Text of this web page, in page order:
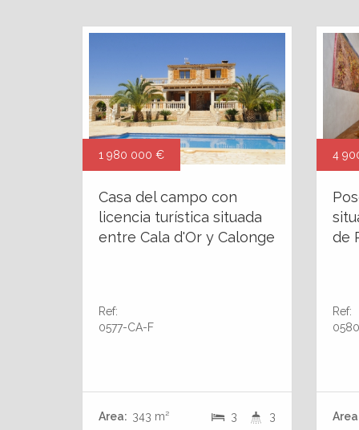
1 980 000 €
Casa del campo con
licencia turística situada
entre Cala d'Or y Calonge
Ref:
0577-CA-F
Area: 343 m² 3
3
4
de
Ref: